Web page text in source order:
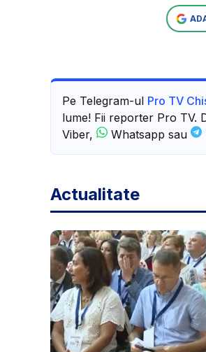
Pe Telegram-ul Pro TV
lume! Fii reporter Pro TV.
Viber,
Whatsapp sau
Actualitate